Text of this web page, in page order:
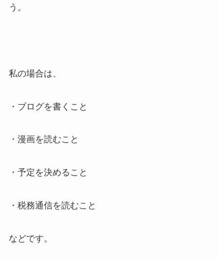
う。
私の場合は、
・ブログを書くこと
・漫画を読むこと
・予定を決めること
・税務通信を読むこと
などです。